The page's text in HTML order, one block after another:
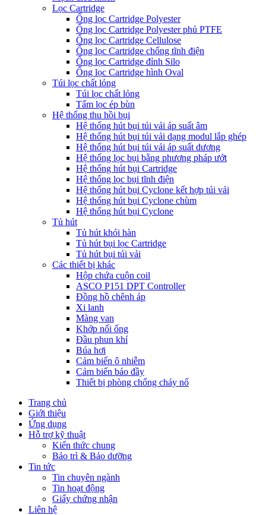
Lọc Cartridge
Ống lọc Cartridge Polyester
Ống lọc Cartridge Polyester phủ PTFE
Ống lọc Cartridge Cellulose
Ống lọc Cartridge chống tĩnh điện
Ống lọc Cartridge đỉnh Silo
Ống lọc Cartridge hình Oval
Túi lọc chất lỏng
Túi lọc chất lỏng
Tấm lọc ép bùn
Hệ thống thu hồi bụi
Hệ thống hút bụi túi vải áp suất âm
Hệ thống hút bụi túi vải dạng modul lắp ghép
Hệ thống hút bụi túi vải áp suất dương
Hệ thống lọc bụi bằng phương pháp ướt
Hệ thống hút bụi Cartridge
Hệ thống lọc bụi tĩnh điện
Hệ thống hút bụi Cyclone kết hợp túi vải
Hệ thống hút bụi Cyclone chùm
Hệ thống hút bụi Cyclone
Tủ hút
Tủ hút khói hàn
Tủ hút bụi lọc Cartridge
Tủ hút bụi túi vải
Các thiết bị khác
Hộp chứa cuộn coil
ASCO P151 DPT Controller
Đồng hồ chênh áp
Xi lanh
Màng van
Khớp nối ống
Đầu phun khí
Búa hơi
Cảm biến ô nhiễm
Cảm biến báo đầy
Thiết bị phòng chống cháy nổ
Trang chủ
Giới thiệu
Ứng dụng
Hỗ trợ kỹ thuật
Kiến thức chung
Bảo trì & Bảo dưỡng
Tin tức
Tin chuyên ngành
Tin hoạt động
Giấy chứng nhận
Liên hệ